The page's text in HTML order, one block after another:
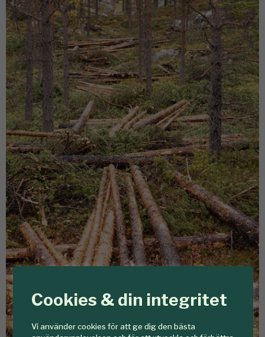
Cookies & din integritet
Vi använder cookies för att ge dig den bästa